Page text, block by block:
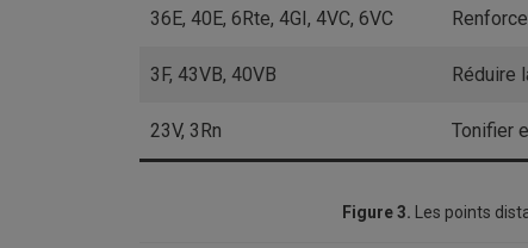
36E, 40E, 6Rte, 4GI, 4VC, 6VC
3F, 43VB, 40VB Réduire
23V, 3Rn Tonifier
Figure 3. Les points